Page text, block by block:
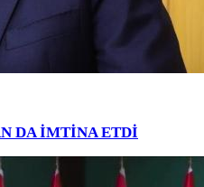
DA İMTİNA ETDİ